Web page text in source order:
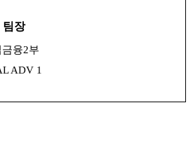
팀장
융2부
ADV 1